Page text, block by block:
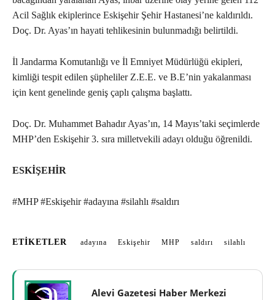
Acil Sağlık ekiplerince Eskişehir Şehir Hastanesi’ne kaldırıldı.
Doç. Dr. Ayas’ın hayati tehlikesinin bulunmadığı belirtildi.
İl Jandarma Komutanlığı ve İl Emniyet Müdürlüğü ekipleri,
kimliği tespit edilen şüpheliler Z.E.E. ve B.E’nin yakalanması
için kent genelinde geniş çaplı çalışma başlattı.
Doç. Dr. Muhammet Bahadır Ayas’ın, 14 Mayıs’taki seçimlerde
MHP’den Eskişehir 3. sıra milletvekili adayı olduğu öğrenildi.
ESKİŞEHİR
#MHP #Eskişehir #adayına #silahlı #saldırı
ETIKETLER adayına Eskişehir MHP saldırı silahlı
Alevi Gazetesi Haber Merkezi